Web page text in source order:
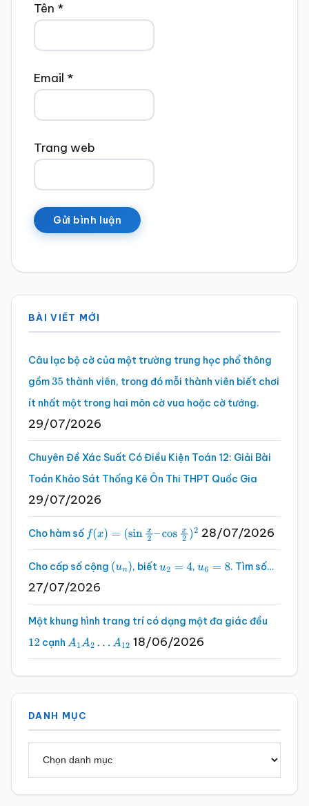
Tên *
Email *
Trang web
Sidebar
chính
BÀI VIẾT MỚI
Câu lạc bộ cờ của một trường trung học phổ thông
gồm35 thành viên, trong đó mỗi thành viên biết chơi
ít nhất một trong hai môn cờ vua hoặc cờ tướng.
29/07/2026
Chuyên Đề Xác Suất Có Điều Kiện Toán 12: Giải Bài
Toán Khảo Sát Thống Kê Ôn Thi THPT Quốc Gia
29/07/2026
Cho hàm số f(x)=(sinx2 –cosx2 )2 28/07/2026
Cho cấp số cộng (un), biếtu2 =4 , u6 =8 . Tìm số…
27/07/2026
Một khung hình trang trí có dạng một đa giác đều
12 cạnh A1A2…A 12 18/06/2026
DANH MỤC